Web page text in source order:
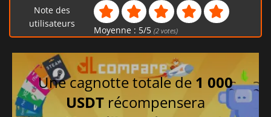
Russe
Polonais
Note des
utilisateurs
Moyenne : 5/5 (2votes)
Une cagnotte totale de 1 000
USDT récompensera